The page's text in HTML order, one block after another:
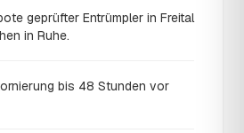
geprüfter Entrümpler in Freital
in Ruhe.
bis 48 Stunden vor